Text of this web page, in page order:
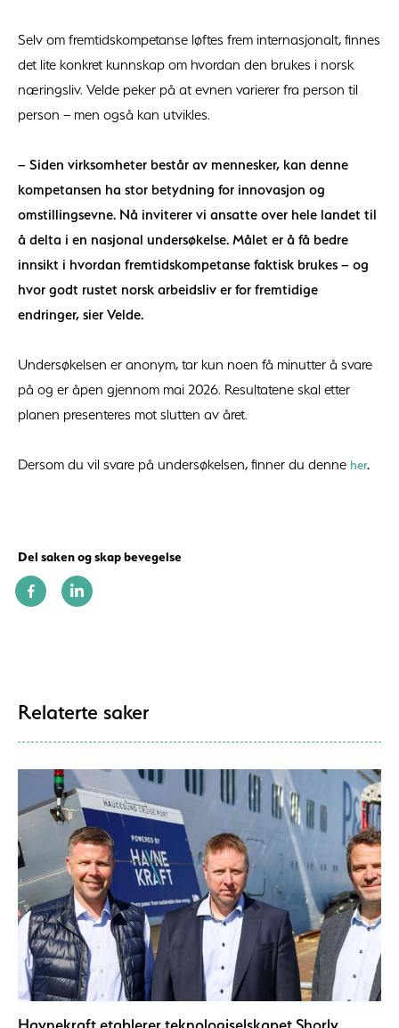
Selv om fremtidskompetanse løftes frem internasjonalt, finnes
det lite konkret kunnskap om hvordan den brukes i norsk
næringsliv. Velde peker på at evnen varierer fra person til
person – men også kan utvikles.
– Siden virksomheter består av mennesker, kan denne
kompetansen ha stor betydning for innovasjon og
omstillingsevne. Nå inviterer vi ansatte over hele landet til
å delta i en nasjonal undersøkelse. Målet er å få bedre
innsikt i hvordan fremtidskompetanse faktisk brukes – og
hvor godt rustet norsk arbeidsliv er for fremtidige
endringer, sier Velde.
Undersøkelsen er anonym, tar kun noen få minutter å svare
på og er åpen gjennom mai 2026. Resultatene skal etter
planen presenteres mot slutten av året.
Dersom du vil svare på undersøkelsen, finner du denne her.
Del saken og skap bevegelse
Relaterte saker